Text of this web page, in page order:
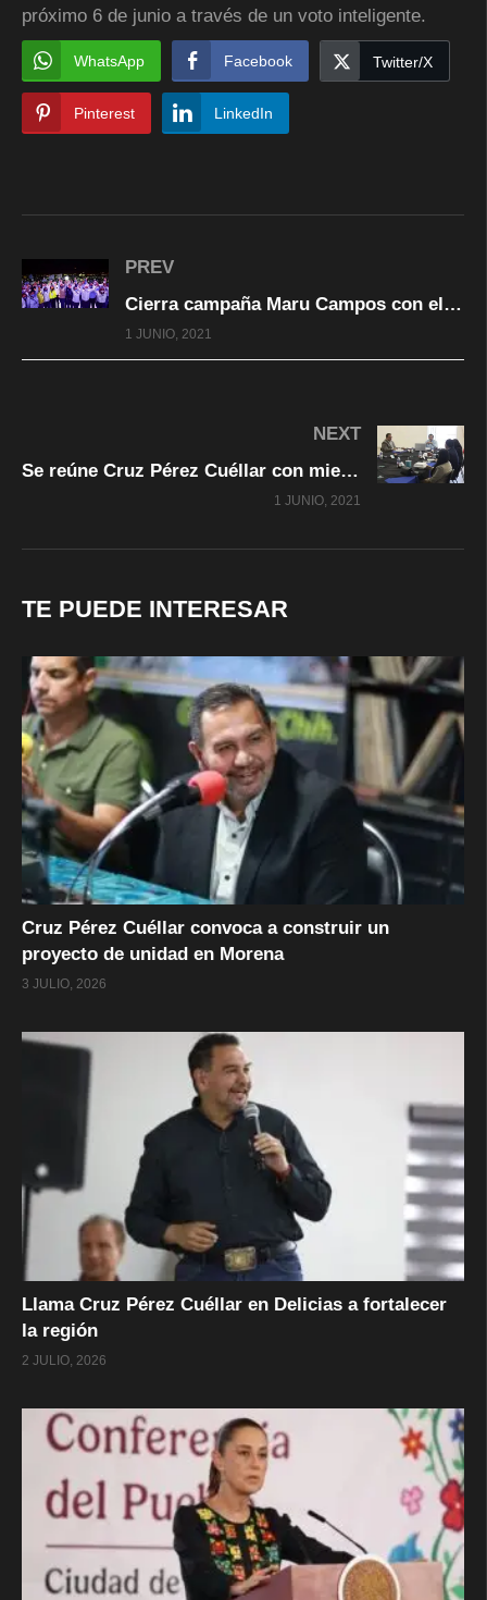
próximo 6 de junio a través de un voto inteligente.
WhatsApp Facebook Twitter/X
Pinterest LinkedIn
PREV
Cierra campaña Maru Campos con el respaldo de miles de juarenses
1 JUNIO, 2021
NEXT
Se reúne Cruz Pérez Cuéllar con miembros de Index Juárez.
1 JUNIO, 2021
TE PUEDE INTERESAR
Cruz Pérez Cuéllar convoca a construir un
proyecto de unidad en Morena
3 JULIO, 2026
Llama Cruz Pérez Cuéllar en Delicias a fortalecer
la región
2 JULIO, 2026